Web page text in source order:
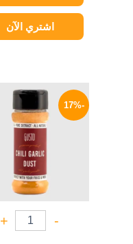
اشتري الآن
-17%
-
+
السعر
هو:
90 EGP.
السعر
الحالي
هو:
75 EGP.